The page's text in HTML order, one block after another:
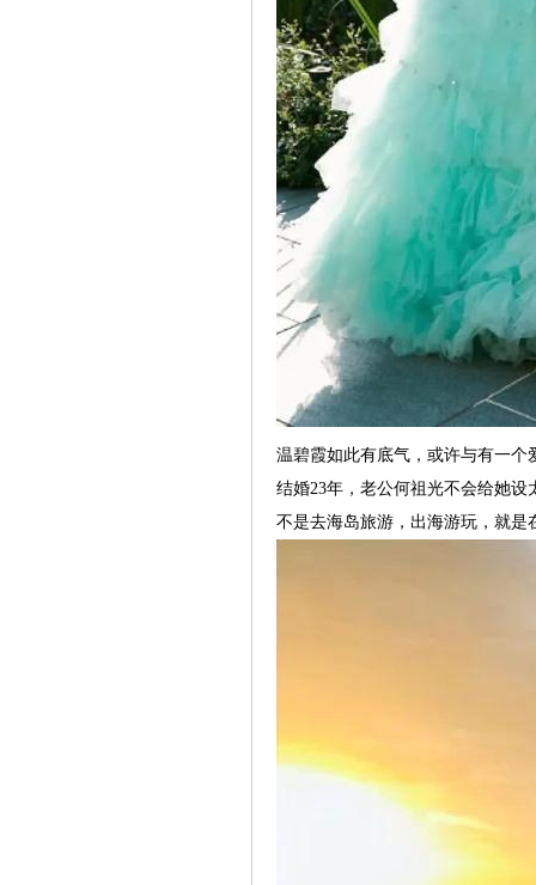
温碧霞如此有底气，或许与有一个
结婚23年，老公何祖光不会给她
不是去海岛旅游，出海游玩，就